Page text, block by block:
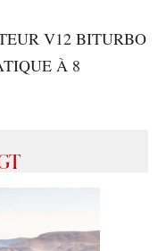
V12 BITURBO
À 8